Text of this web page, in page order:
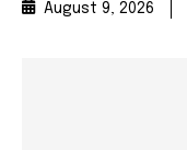
August 9, 2026